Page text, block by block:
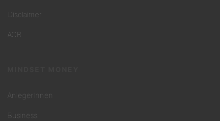
Disclaimer
AGB
AnlegerInnen
Business